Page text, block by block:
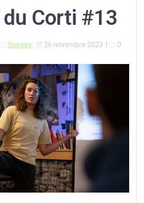
Corti #13
Soirées 26 novembre 2023 0